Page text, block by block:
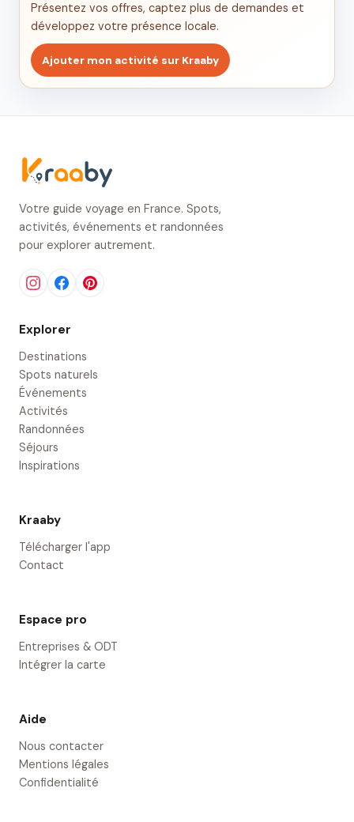
Présentez vos offres, captez plus de demandes et
développez votre présence locale.
Ajouter mon activité sur Kraaby
Votre guide voyage en France. Spots,
activités, événements et randonnées
pour explorer autrement.
Explorer
Destinations
Spots naturels
Événements
Activités
Randonnées
Séjours
Inspirations
Kraaby
Télécharger l'app
Contact
Espace pro
Entreprises & ODT
Intégrer la carte
Aide
Nous contacter
Mentions légales
Confidentialité